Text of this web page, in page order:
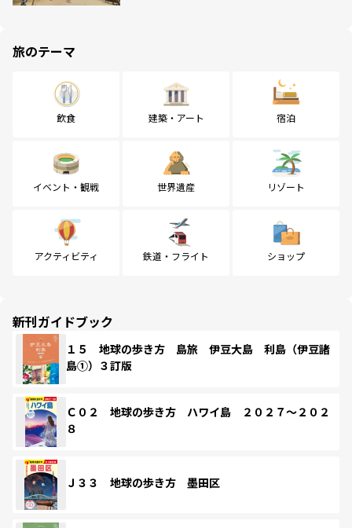
旅のテーマ
飲食 建築・アート 宿泊
イベント・観戦 世界遺産 リゾート
アクティビティ 鉄道・フライト ショップ
新刊ガイドブック
１５ 地球の歩き方 島旅 伊豆大島 利島（伊豆諸
島①）３訂版
Ｃ０２ 地球の歩き方 ハワイ島 ２０２７～２０２
８
Ｊ３３ 地球の歩き方 墨田区